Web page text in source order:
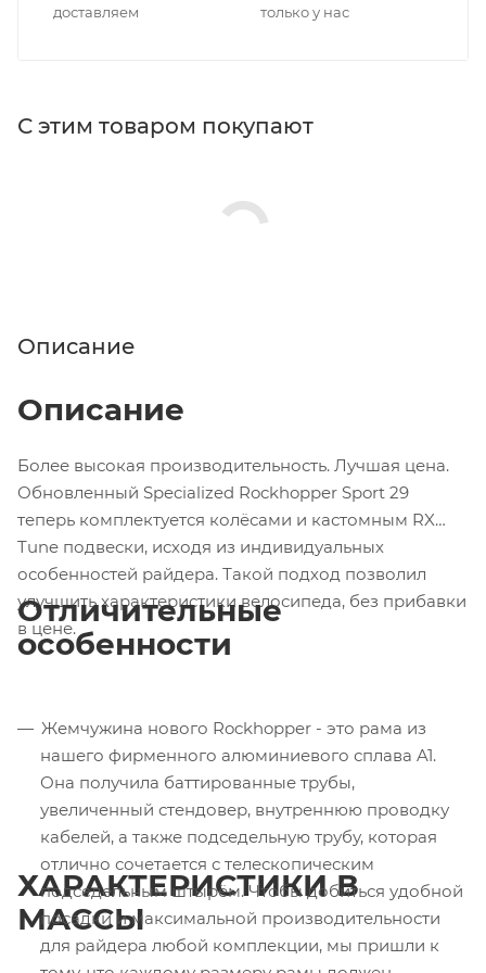
доставляем только у нас
С этим товаром покупают
Описание
Описание
Более высокая производительность. Лучшая цена.
Обновленный Specialized Rockhopper Sport 29
теперь комплектуется колёсами и кастомным RX
Tune подвески, исходя из индивидуальных
особенностей райдера. Такой подход позволил
улучшить характеристики велосипеда, без прибавки
в цене.
Отличительные
особенности
Жемчужина нового Rockhopper - это рама из
нашего фирменного алюминиевого сплава A1.
Она получила баттированные трубы,
увеличенный стендовер, внутреннюю проводку
кабелей, а также подседельную трубу, которая
отлично сочетается с телескопическим
подседельным штырём. Чтобы добиться удобной
посадки и максимальной производительности
для райдера любой комплекции, мы пришли к
ХАРАКТЕРИСТИКИ В
МАССЫ